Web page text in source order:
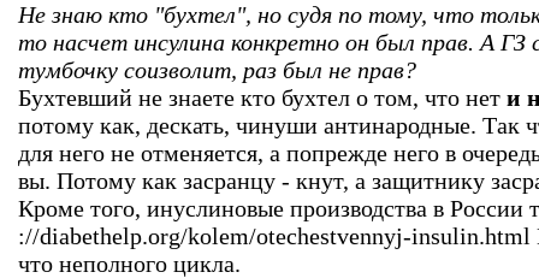
Не знаю кто "бухтел", но судя по тому, что
то насчет инсулина конкретно он был прав. А ГЗ
тумбочку соизволит, раз был не прав?
Бухтевший не знаете кто бухтел о том, что нет и
потому как, дескать, чинуши антинародные. Так
для него не отменяется, а попрежде него в
вы. Потому как засранцу - кнут, а защитнику
Кроме того, инуслиновые производства в России
://diabethelp.org/kolem/otechestvennyj-insulin.html
что неполного цикла.